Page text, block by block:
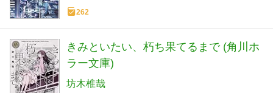
262
きみといたい、朽ち果てるまで (角川ホ
ラー文庫)
坊木椎哉